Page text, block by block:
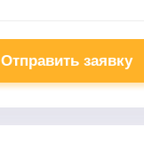
Отправить заявку